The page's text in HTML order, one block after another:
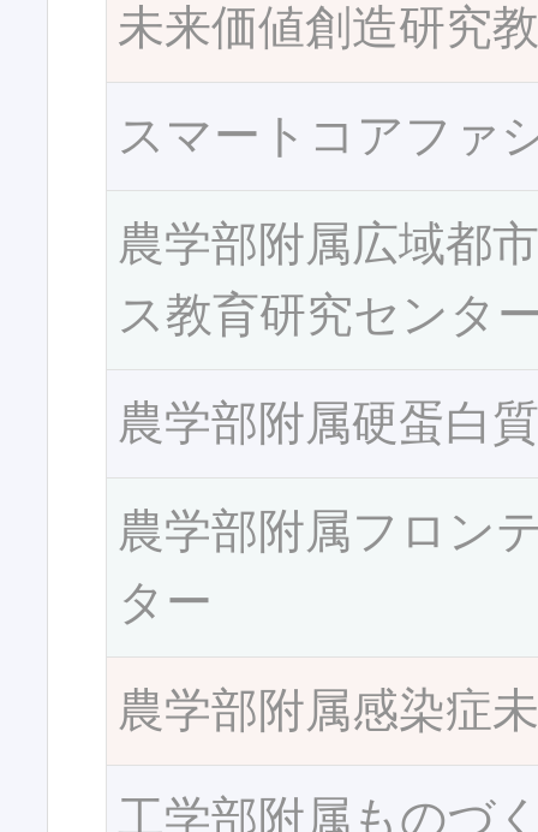
未来価値創造研究
スマートコアファ
農学部附属広域都
ス教育研究センタ
農学部附属硬蛋白
農学部附属フロン
ター
農学部附属感染症
工学部附属ものづ